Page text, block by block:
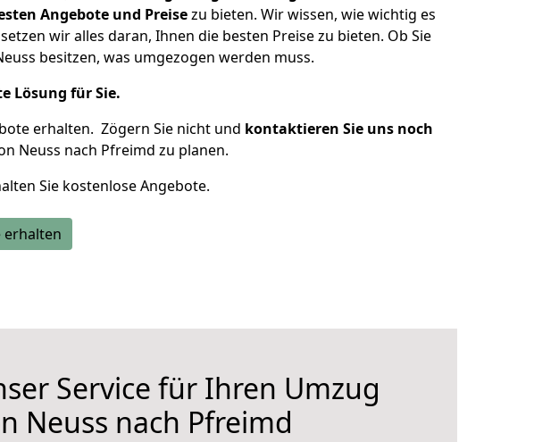
Angebote und Preisezu bieten. Wir wissen, wie wichtig es
wir alles daran, Ihnen die besten Preise zu bieten. Ob Sie
besitzen, was umgezogen werden muss.
Lösung für Sie.
erhalten. Zögern Sie nicht und kontaktieren Sie uns noch
Neuss nach Pfreimd zu planen.
Sie kostenlose Angebote.
erhalten
Service für Ihren Umzug
Neuss nach Pfreimd